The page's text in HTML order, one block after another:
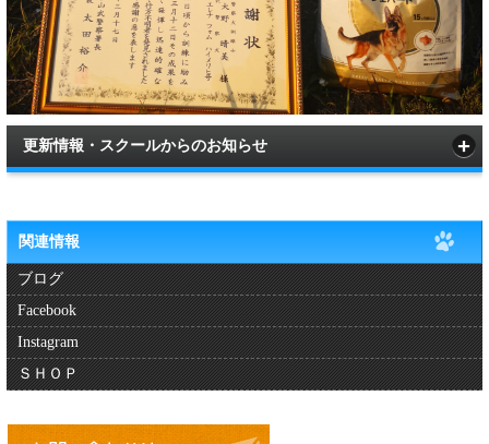
更新情報・スクールからのお知らせ
関連情報
ブログ
Facebook
Instagram
ＳＨＯＰ